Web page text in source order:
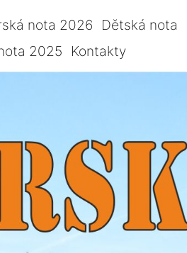
nota 2026 Dětská nota
2025 Kontakty